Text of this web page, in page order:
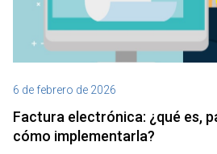
6 de febrero de 2026
Factura electrónica: ¿qué es,
cómo implementarla?